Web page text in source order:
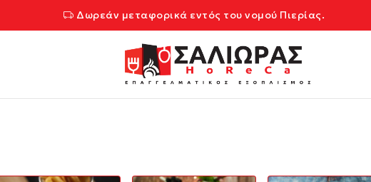
Δωρεάν μεταφορικά εντός του νομού Πιερίας.